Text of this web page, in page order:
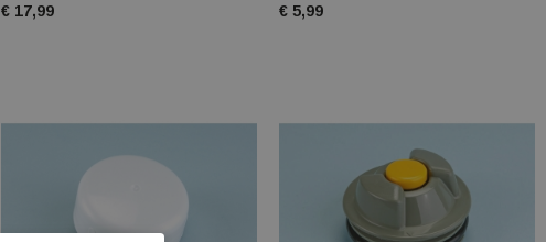
€ 17,99
€ 5,99